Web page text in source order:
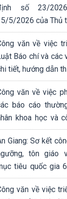
số 23/
5/2026 của Thủ
văn về việc
Báo chí và các
tiết, hướng dẫn
văn về việc
báo cáo
khoa học và
khởi nghiệp
niên đánh
nghiệp sáng
Giang: Sơ kết
tôn giáo
tiêu quốc gia
văn về việc